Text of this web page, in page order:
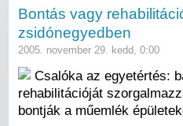
Bontás vagy
zsidónegyedben
2005. november 29. kedd, 0:00
Csalóka az egyetértés:
rehabilitációját
bontják a műemlék